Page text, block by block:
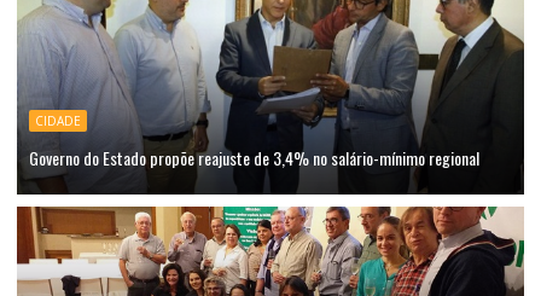
CIDADE
Governo do Estado propõe reajuste de 3,4% no salário-mínimo regional